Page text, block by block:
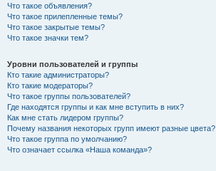
Что такое объявления?
Что такое прилепленные темы?
Что такое закрытые темы?
Что такое значки тем?
Уровни пользователей и группы
Кто такие администраторы?
Кто такие модераторы?
Что такое группы пользователей?
Где находятся группы и как мне вступить в них?
Как мне стать лидером группы?
Почему названия некоторых групп имеют разные цвета?
Что такое группа по умолчанию?
Что означает ссылка «Наша команда»?